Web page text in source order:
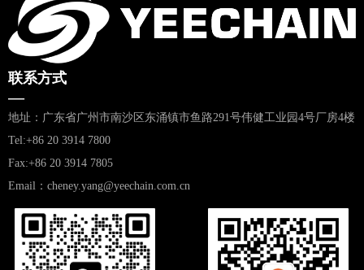
联系方式
—
地址：广东省广州市南沙区东涌镇市鱼路291号伟健工业园4号厂房4楼
Tel:+86 20 3914 7800
Fax:+86 20 3914 7805
Email：cheney.yang@yeechain.com.cn